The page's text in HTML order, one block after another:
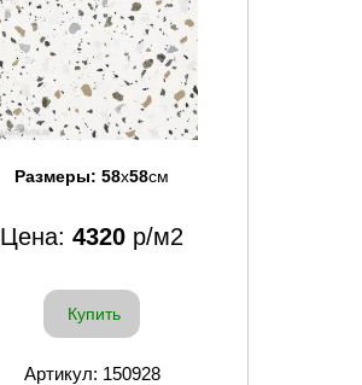
Размеры: 58x58см
Цена: 4320 р/м2
Купить
Артикул: 150928